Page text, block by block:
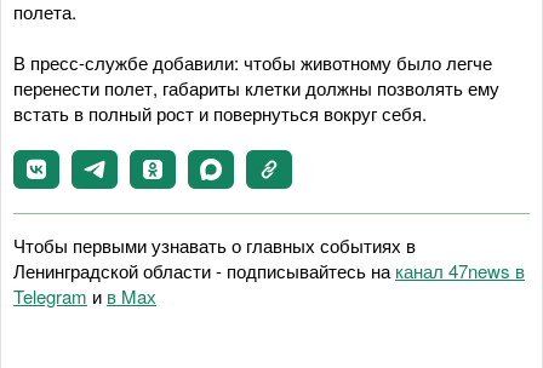
полета.
В пресс-службе добавили: чтобы животному было легче
перенести полет, габариты клетки должны позволять ему
встать в полный рост и повернуться вокруг себя.
Чтобы первыми узнавать о главных событиях в
Ленинградской области - подписывайтесь на канал 47news в
Telegram и в Maх